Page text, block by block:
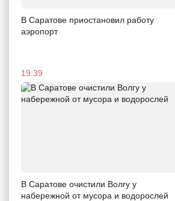
В Саратове приостановил работу
аэропорт
19:39
В Саратове очистили Волгу у
набережной от мусора и водорослей